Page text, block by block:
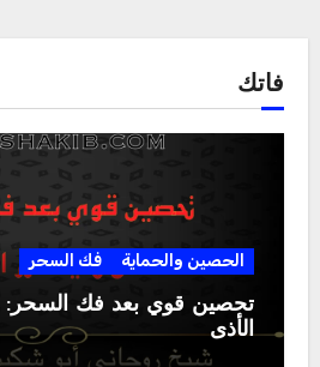
فاتك
الحصين والحماية فك السحر
تحصين قوي بعد فك السحر:
الأذى